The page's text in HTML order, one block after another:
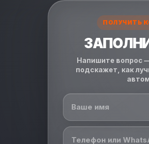
ПОЛУЧИТЬ
Напишите вопрос
подскажет, как